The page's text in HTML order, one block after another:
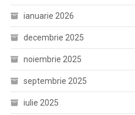
ianuarie 2026
decembrie 2025
noiembrie 2025
septembrie 2025
iulie 2025